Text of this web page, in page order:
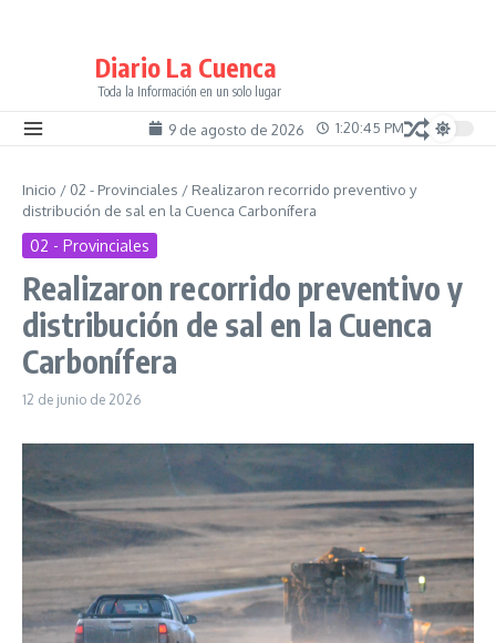
Diario La Cuenca
Toda la Información en un solo lugar
9 de agosto de 2026 1:20:46 PM
Inicio / 02 - Provinciales / Realizaron recorrido preventivo y
distribución de sal en la Cuenca Carbonífera
02 - Provinciales
Realizaron recorrido preventivo y
distribución de sal en la Cuenca
Carbonífera
12 de junio de 2026